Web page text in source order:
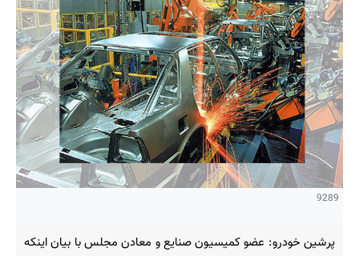
9289
پرشین خودرو: عضو کمیسیون صنایع و معادن مجلس با بیان اینکه